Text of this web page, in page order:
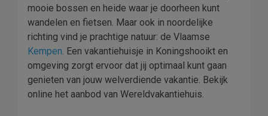
mooie bossen en heide waar je doorheen kunt
wandelen en fietsen. Maar ook in noordelijke
richting vind je prachtige natuur: de Vlaamse
Kempen. Een vakantiehuisje in Koningshooikt en
omgeving zorgt ervoor dat jij optimaal kunt gaan
genieten van jouw welverdiende vakantie. Bekijk
online het aanbod van Wereldvakantiehuis.